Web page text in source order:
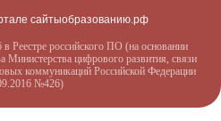
сайтыобразованию.рф
Реестре российского ПО (на основании
Министерства цифрового развития, связи
коммуникаций Российской Федерации
№426)